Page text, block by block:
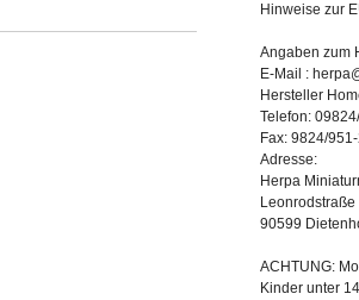
Hinweise zur
Angaben zum
E-Mail :
Hersteller
Telefon:
Fax: 9824/
Adresse:
Herpa
90599
ACHTUNG:
Kinder unter